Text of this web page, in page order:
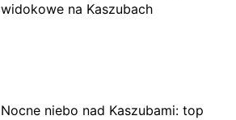
widokowe na Kaszubach
Nocne niebo nad Kaszubami: top